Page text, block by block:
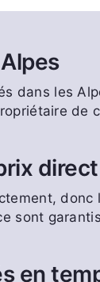
dans les
de
direct
donc
sont garantis
en